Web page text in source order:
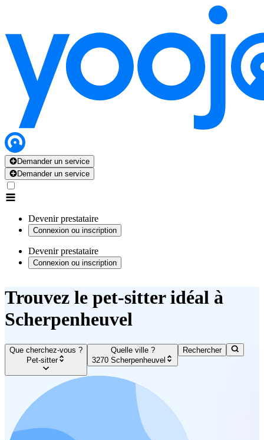
Demander un service
Demander un service
Devenir prestataire
Connexion ou inscription
Devenir prestataire
Connexion ou inscription
Trouvez le pet-sitter idéal à
Scherpenheuvel
Que cherchez-vous ?
Pet-sitter
Quelle ville ?
3270 Scherpenheuvel
Rechercher